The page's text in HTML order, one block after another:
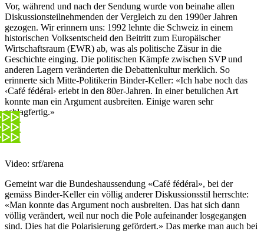
Vor, während und nach der Sendung wurde von beinahe allen
Diskussionsteilnehmenden der Vergleich zu den 1990er Jahren
gezogen. Wir erinnern uns: 1992 lehnte die Schweiz in einem
historischen Volksentscheid den Beitritt zum Europäischer
Wirtschaftsraum (EWR) ab, was als politische Zäsur in die
Geschichte einging. Die politischen Kämpfe zwischen SVP und
anderen Lagern veränderten die Debattenkultur merklich. So
erinnerte sich Mitte-Politikerin Binder-Keller: «Ich habe noch das
‹Café fédéral› erlebt in den 80er-Jahren. In einer betulichen Art
konnte man ein Argument ausbreiten. Einige waren sehr
schlagfertig.»
Video: srf/arena
Gemeint war die Bundeshaussendung «Café fédéral», bei der
gemäss Binder-Keller ein völlig anderer Diskussionsstil herrschte:
«Man konnte das Argument noch ausbreiten. Das hat sich dann
völlig verändert, weil nur noch die Pole aufeinander losgegangen
sind. Dies hat die Polarisierung gefördert.» Das merke man auch bei